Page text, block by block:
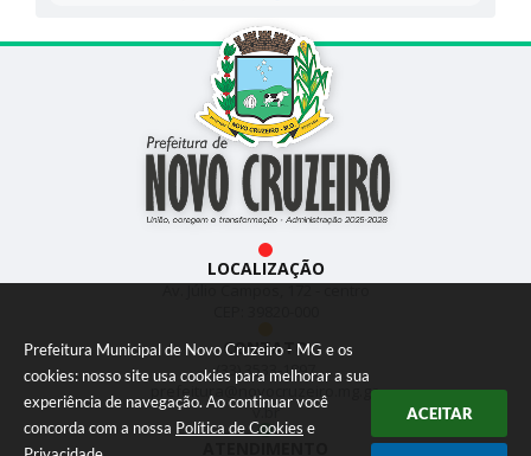
Prefeitura Municipal de Novo Cruzeiro - MG e os
cookies: nosso site usa cookies para melhorar a sua
experiência de navegação. Ao continuar você
concorda com a nossa Política de Cookies e
ACEITAR
LOCALIZAÇÃO
Av. Júlio Campos, 172 - centro
CONTATO
(33) 3533-1897
prefeitura@novocruzeiro.mg.go
v.br